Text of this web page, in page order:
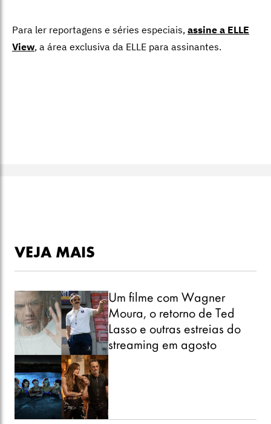
Para ler reportagens e séries especiais, assine a ELLE
View, a área exclusiva da ELLE para assinantes.
VEJA MAIS
Um filme com Wagner
Moura, o retorno de Ted
Lasso e outras estreias do
streaming em agosto